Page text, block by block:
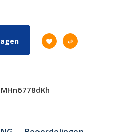
MHn6778dKh